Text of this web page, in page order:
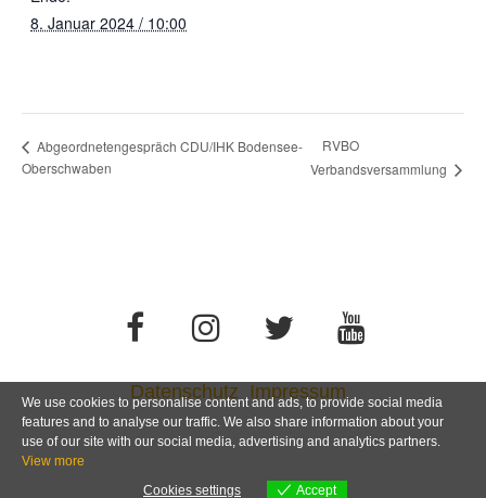
8. Januar 2024 / 10:00
Abgeordnetengespräch CDU/IHK Bodensee-
Oberschwaben
RVBO
Verbandsversammlung
Datenschutz Impressum
We use cookies to personalise content and ads, to provide social media
features and to analyse our traffic. We also share information about your
use of our site with our social media, advertising and analytics partners.
View more
Cookies settings
Accept